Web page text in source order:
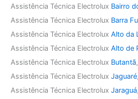
Assistência Técnica Electrolux Bairro
Assistência Técnica Electrolux Barra
Assistência Técnica ElectroluxAlto da
Assistência Técnica ElectroluxAlto de
Assistência Técnica Electrolux Butantã,
Assistência Técnica ElectroluxJaguaré,
Assistência Técnica ElectroluxJaraguá,